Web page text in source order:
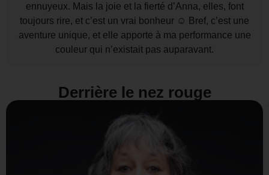
ennuyeux. Mais la joie et la fierté d’Anna, elles, font
toujours rire, et c’est un vrai bonheur ☺ Bref, c’est une
aventure unique, et elle apporte à ma performance une
couleur qui n’existait pas auparavant.
Derrière le nez rouge